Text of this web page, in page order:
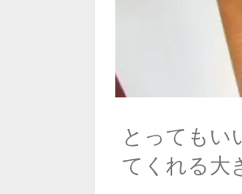
とってもい
てくれる大